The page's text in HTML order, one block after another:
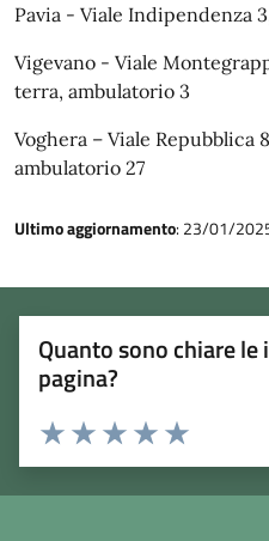
Pavia - Viale Indipendenza
Vigevano - Viale
terra, ambulatorio 3
Voghera – Viale Repubblica
ambulatorio 27
Ultimo aggiornamento: 23/01/
Quanto sono chiare
pagina?
Rating:
Valuta 5
Valuta 4 stelle
Valuta 3 stelle su 5
Valuta 2 stelle su 5
Valuta 1 stelle su 5